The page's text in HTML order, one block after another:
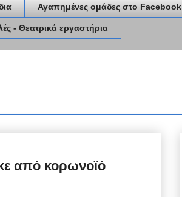
Αγαπημένες ομάδες στο Facebook
- Θεατρικά εργαστήρια
από κορωνοϊό